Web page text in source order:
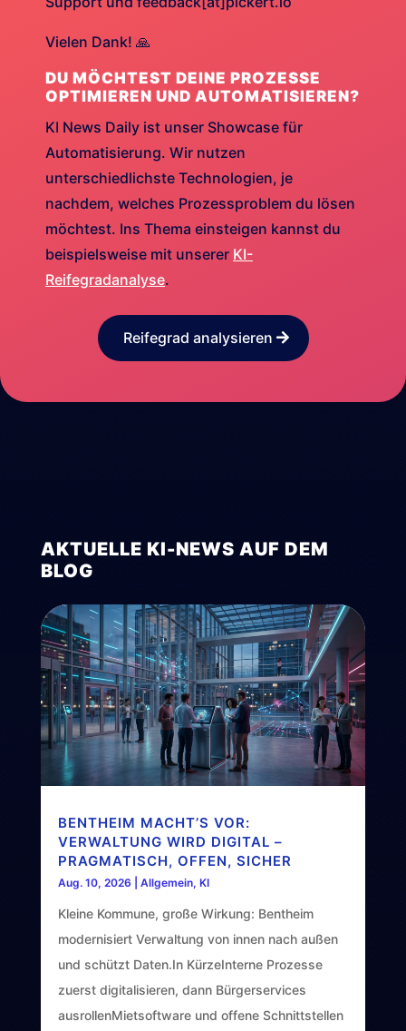
Vielen Dank! 🙏
DU MÖCHTEST DEINE PROZESSE
OPTIMIEREN UND AUTOMATISIEREN?
KI News Daily ist unser Showcase für
Automatisierung. Wir nutzen
unterschiedlichste Technologien, je
nachdem, welches Prozessproblem du lösen
möchtest. Ins Thema einsteigen kannst du
beispielsweise mit unserer KI-
Reifegradanalyse.
Reifegrad analysieren
AKTUELLE KI-NEWS AUF DEM
BLOG
BENTHEIM MACHT’S VOR:
VERWALTUNG WIRD DIGITAL –
PRAGMATISCH, OFFEN, SICHER
Aug. 10, 2026 Allgemein, KI
Kleine Kommune, große Wirkung: Bentheim
modernisiert Verwaltung von innen nach außen
und schützt Daten.In KürzeInterne Prozesse
zuerst digitalisieren, dann Bürgerservices
ausrollenMietsoftware und offene Schnittstellen